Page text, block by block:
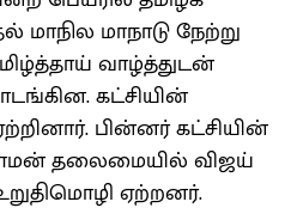
மாநில மாநாடு நேற்று
வாழ்த்துடன்
கட்சியின்
பின்னர் கட்சியின்
தலைமையில் விஜய்
ஏற்றனர்.